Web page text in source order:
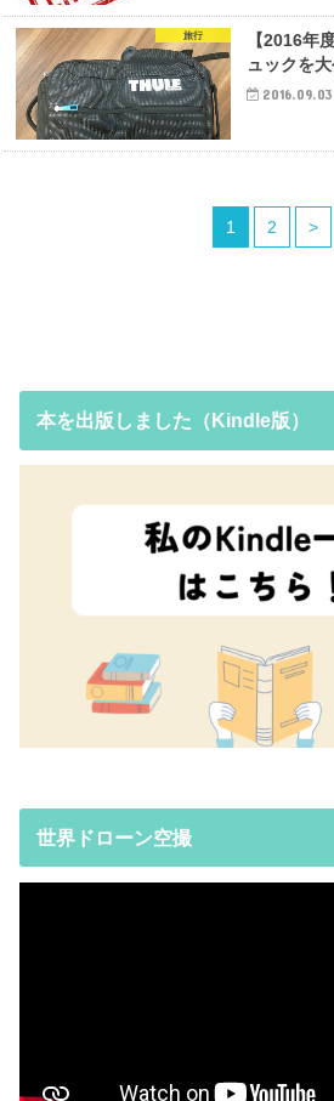
旅行
【2016年
ュックを大
2016.09.03
1 2 >
本を出版しました（Kindle版）
世界ドローン空撮